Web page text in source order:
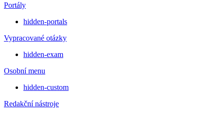
Portály
hidden-portals
Vypracované otázky
hidden-exam
Osobní menu
hidden-custom
Redakční nástroje